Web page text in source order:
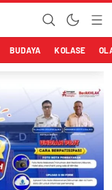
BUDAYA KOLASE